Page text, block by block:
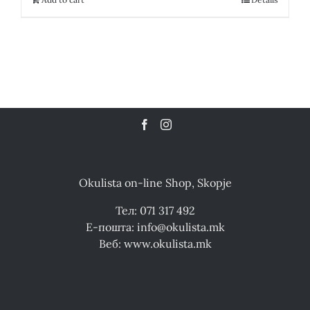
Okulista on-line Shop, Skopje
Тел: 071 317 492
Е-пошта: info@okulista.mk
Веб: www.okulista.mk